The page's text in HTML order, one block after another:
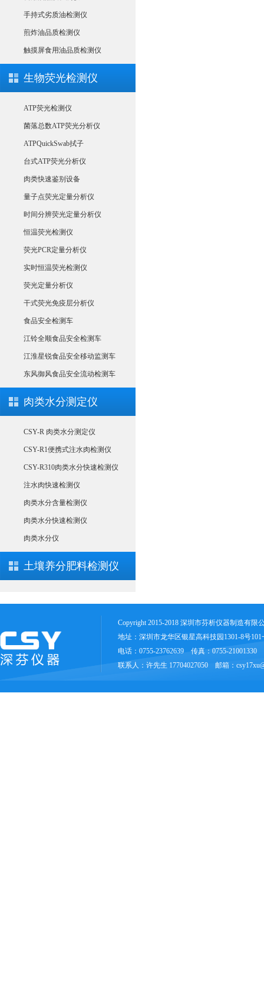
手持式劣质油检测仪
煎炸油品质检测仪
触摸屏食用油品质检测仪
生物荧光检测仪
ATP荧光检测仪
菌落总数ATP荧光分析仪
ATPQuickSwab拭子
台式ATP荧光分析仪
肉类快速鉴别设备
量子点荧光定量分析仪
时间分辨荧光定量分析仪
恒温荧光检测仪
荧光PCR定量分析仪
实时恒温荧光检测仪
荧光定量分析仪
干式荧光免疫层分析仪
食品安全检测车
江铃全顺食品安全检测车
江淮星锐食品安全移动监测车
东风御风食品安全流动检测车
肉类水分测定仪
CSY-R 肉类水分测定仪
CSY-R1便携式注水肉检测仪
CSY-R310肉类水分快速检测仪
注水肉快速检测仪
肉类水分含量检测仪
肉类水分快速检测仪
肉类水分仪
土壤养分肥料检测仪
Copyright 2015-2018 深圳市芬析仪器制造有
地址：深圳市龙华区银星高科技园1301-8号101
电话：0755-23762639 传真：0755-21001330
联系人：许先生 17704027050 邮箱：